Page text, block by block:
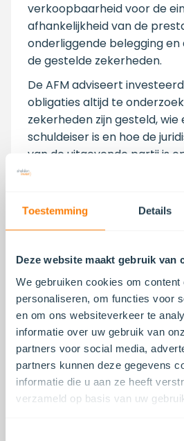
Toestemming Details
Deze website maakt gebruik van
We gebruiken cookies om content
personaliseren, om functies voor
en om ons websiteverkeer te
informatie over uw gebruik van
partners voor social media,
partners kunnen deze gegevens
informatie die u aan ze heeft
verzameld op basis van uw
verkoopbaarheid voor de
afhankelijkheid van de
onderliggende belegging
de gestelde zekerheden.
De AFM adviseert
obligaties altijd te
zekerheden zijn gesteld,
schuldeiser is en hoe de
van de uitgevende partij is
Wat zijn de
beleggen in
obligaties?
De vier voornaamste risico's
het risico op wanbetaling,
liquiditeitsrisico en uw
financiële problemen van